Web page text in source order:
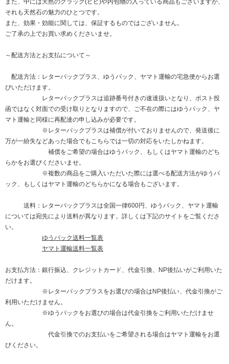
また、中には天然のクラック(ヒビ)や内包物の入っている商品もございますが、
それも天然石の魅力のひとつです。
また、効果・効能に関しては、保証するものではございません。
ご了承の上でお買い求めくださいませ。
～配送方法とお支払について～
配送方法：レターパックプラス、ゆうパック、ヤマト運輸の宅急便からお選
びいただけます。
レターパックプラスは追跡番号付きの速達扱いとなり、ポスト投
函ではなく対面での受け取りとなりますので、ご不在の際にはゆうパック、ヤ
マト運輸と同様に再配達の申し込みが必要です。
※レターパックプラスは補償が付いておりませんので、発送後に
万が一紛失などあった場合でもこちらでは一切の対応をいたしかねます。
補償をご希望の場合はゆうパック、もしくはヤマト運輸のどち
らかをお選びくださいませ。
※複数の商品をご購入いただいた際には選べる配送方法がゆうパ
ック、もしくはヤマト運輸のどちらかになる場合もございます。
送料：レターパックプラスは全国一律600円、ゆうパック、ヤマト運輸
については宛先により送料が異なります。詳しくは下記のサイトをご覧くださ
い。
ゆうパック送料一覧表
ヤマト運輸送料一覧表
お支払方法：銀行振込、クレジットカード、代金引換、NP後払いがご利用いた
だけます。
※レターパックプラスをお選びの場合はNP後払い、代金引換がご
利用いただけません。
※ゆうパックをお選びの場合は代金引換をご利用いただけませ
ん。
代金引換でのお支払いをご希望される場合はヤマト運輸をお選
びください。